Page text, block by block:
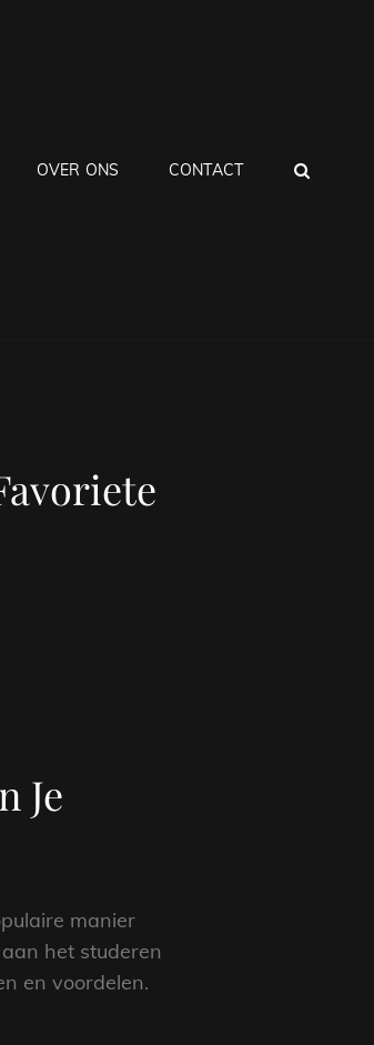
OVER ONS CONTACT
Je
manier
het studeren
en voordelen.